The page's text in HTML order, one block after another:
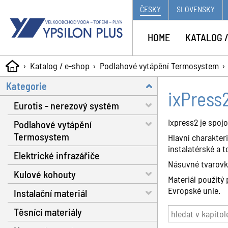
Katalog / e-shop Podlahové vytápění Termosystem
Ixpress2 je
Hlavní
instalatérské a
Násuvné
Materiál použitý
Evropské unie.
Kategorie
Eurotis - nerezový systém
Trubky - voda, plyn, solár
Matice a těsnění
Fitinky s dosedací plochou
Nářadí
Plynové hadice
Příslušenství
Podlahové vytápění
Termosystem
Trubky
Dilatační pásy
Fixační spony
Systémové izolační desky
Elektrické infrazářiče
Kulové kohouty
Voda RB do 130 °C
Voda RB do 160 °C
Instalační materiál
Separátor nečistot
Těsnící materiály
ČESKY SLOVENSKY
HOME KATALOG